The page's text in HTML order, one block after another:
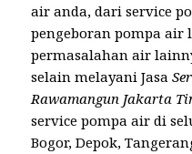
air anda, dari service
pengeboran pompa air
permasalahan air
selain melayani Jasa
Rawamangun Jakarta
service pompa air di
Bogor, Depok,